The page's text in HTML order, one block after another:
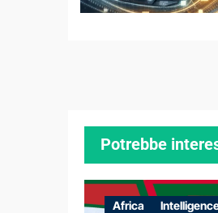
Potrebbe
Africa